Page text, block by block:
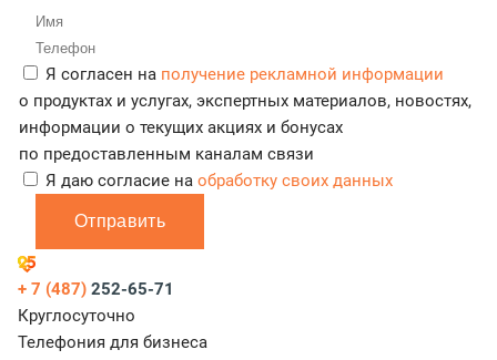
Я согласен на получение рекламной информации
о продуктах и услугах, экспертных материалов, новостях,
информации о текущих акциях и бонусах
по предоставленным каналам связи
Я даю согласие на обработку своих данных
Отправить
+ 7 (487) 252-65-71
Круглосуточно
Телефония для бизнеса